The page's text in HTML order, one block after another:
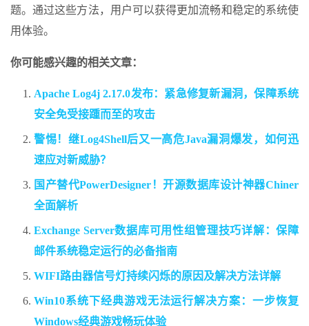
题。通过这些方法，用户可以获得更加流畅和稳定的系统使
用体验。
你可能感兴趣的相关文章：
Apache Log4j 2.17.0发布：紧急修复新漏洞，保障系统
安全免受接踵而至的攻击
警惕！继Log4Shell后又一高危Java漏洞爆发，如何迅
速应对新威胁？
国产替代PowerDesigner！开源数据库设计神器Chiner
全面解析
Exchange Server数据库可用性组管理技巧详解：保障
邮件系统稳定运行的必备指南
WIFI路由器信号灯持续闪烁的原因及解决方法详解
Win10系统下经典游戏无法运行解决方案：一步恢复
Windows经典游戏畅玩体验